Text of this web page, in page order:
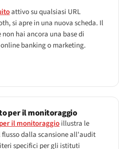
attivo su qualsiasi URL
si apre in una nuova scheda. Il
hai ancora una base di
banking o marketing.
per il monitoraggio
il monitoraggioillustra le
dalla scansione all'audit
specifici per gli istituti